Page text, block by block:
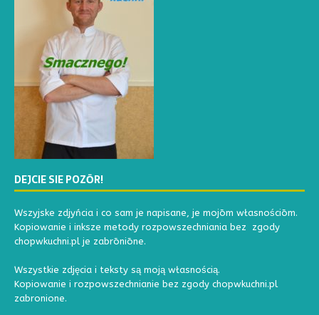
DEJCIE SIE POZŌR!
Wszyjske zdjyńcia i co sam je napisane, je mojōm własnościōm.
Kopiowanie i inksze metody rozpowszechniania bez zgody
chopwkuchni.pl je zabrōniōne.
Wszystkie zdjęcia i teksty są moją własnością.
Kopiowanie i rozpowszechnianie bez zgody chopwkuchni.pl
zabronione.